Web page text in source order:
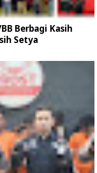
Berbagi Kasih
Setya